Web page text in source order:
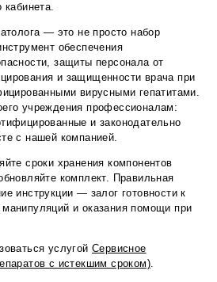
кабинета.
— это не просто набор
обеспечения
защиты персонала от
и защищенности врача при
вирусными гепатитами.
учреждения профессионалам:
и законодательно
с нашей компанией.
сроки хранения компонентов
комплект. Правильная
инструкции — залог готовности к
и оказания помощи при
услугой Сервисное
с истекшим сроком).